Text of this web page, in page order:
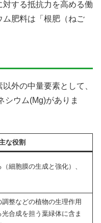
する抵抗力を高める働
ム肥料は「根肥（ねご
外の中量要素として、
シウム(Mg)がありま
な役割
細胞膜の生成と強化）、
整などの植物の生理作用
合成を担う葉緑体に含ま